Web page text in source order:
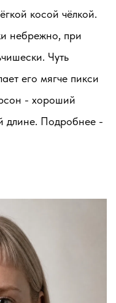
косой чёлкой.
небрежно, при
Чуть
его мягче пикси
- хороший
длине. Подробнее -